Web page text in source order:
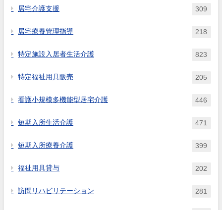
居宅介護支援 309
居宅療養管理指導 218
特定施設入居者生活介護 823
特定福祉用具販売 205
看護小規模多機能型居宅介護 446
短期入所生活介護 471
短期入所療養介護 399
福祉用具貸与 202
訪問リハビリテーション 281